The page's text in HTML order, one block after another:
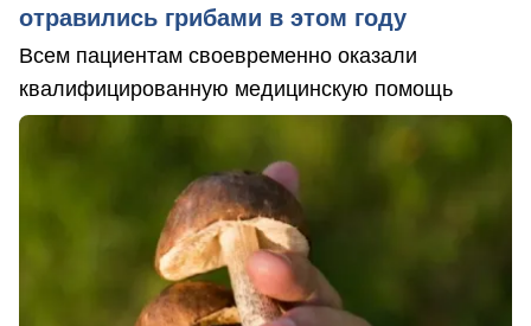
отравились грибами в этом году
Всем пациентам своевременно оказали
квалифицированную медицинскую помощь